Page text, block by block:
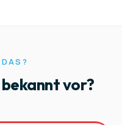
vor?